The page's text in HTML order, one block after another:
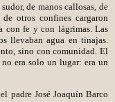
de manos callosas, de
otros confines cargaron
con fe y con lágrimas. Las
llevaban agua en tinajas.
sino con comunidad. El
era solo un lugar: era un
padre José Joaquín Barco